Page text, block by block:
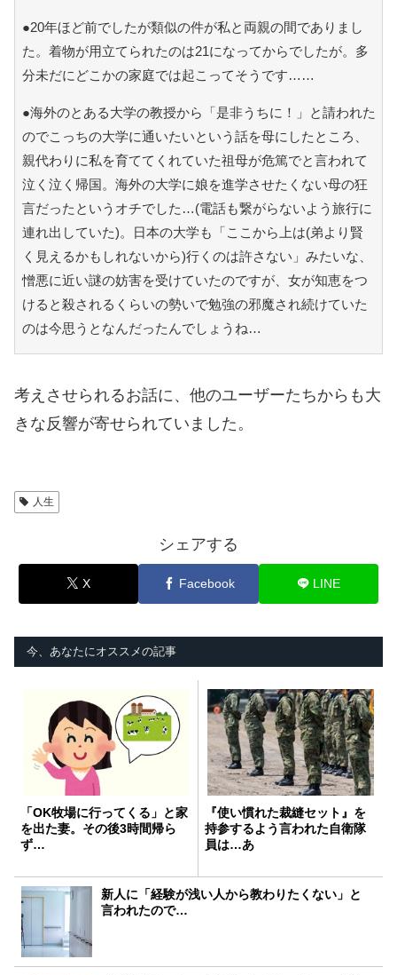
●20年ほど前でしたが類似の件が私と両親の間でありまし
た。着物が用立てられたのは21になってからでしたが。多
分未だにどこかの家庭では起こってそうです……
●海外のとある大学の教授から「是非うちに！」と請われた
のでこっちの大学に通いたいという話を母にしたところ、
親代わりに私を育ててくれていた祖母が危篤でと言われて
泣く泣く帰国。海外の大学に娘を進学させたくない母の狂
言だったというオチでした…(電話も繋がらないよう旅行に
連れ出していた)。日本の大学も「ここから上は(弟より賢
く見えるかもしれないから)行くのは許さない」みたいな、
憎悪に近い謎の妨害を受けていたのですが、女が知恵をつ
けると殺されるくらいの勢いで勉強の邪魔され続けていた
のは今思うとなんだったんでしょうね…
考えさせられるお話に、他のユーザーたちからも大
きな反響が寄せられていました。
人生
シェアする
X Facebook LINE
今、あなたにオススメの記事
「OK牧場に行ってくる」と家
を出た妻。その後3時間帰ら
ず…
『使い慣れた裁縫セット』を
持参するよう言われた自衛隊
員は…あ
新人に「経験が浅い人から教わりたくない」と
言われたので…